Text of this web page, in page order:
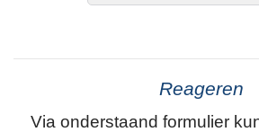
Reageren
Via onderstaand formulier